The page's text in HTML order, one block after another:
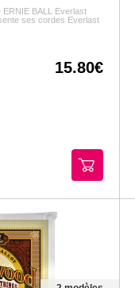
BALL Everlast
ses cordes Everlast
15.80